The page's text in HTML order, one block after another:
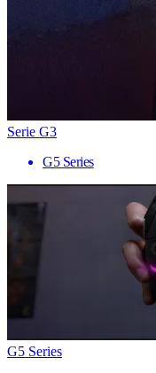
Serie G3
G5 Series
G5 Series